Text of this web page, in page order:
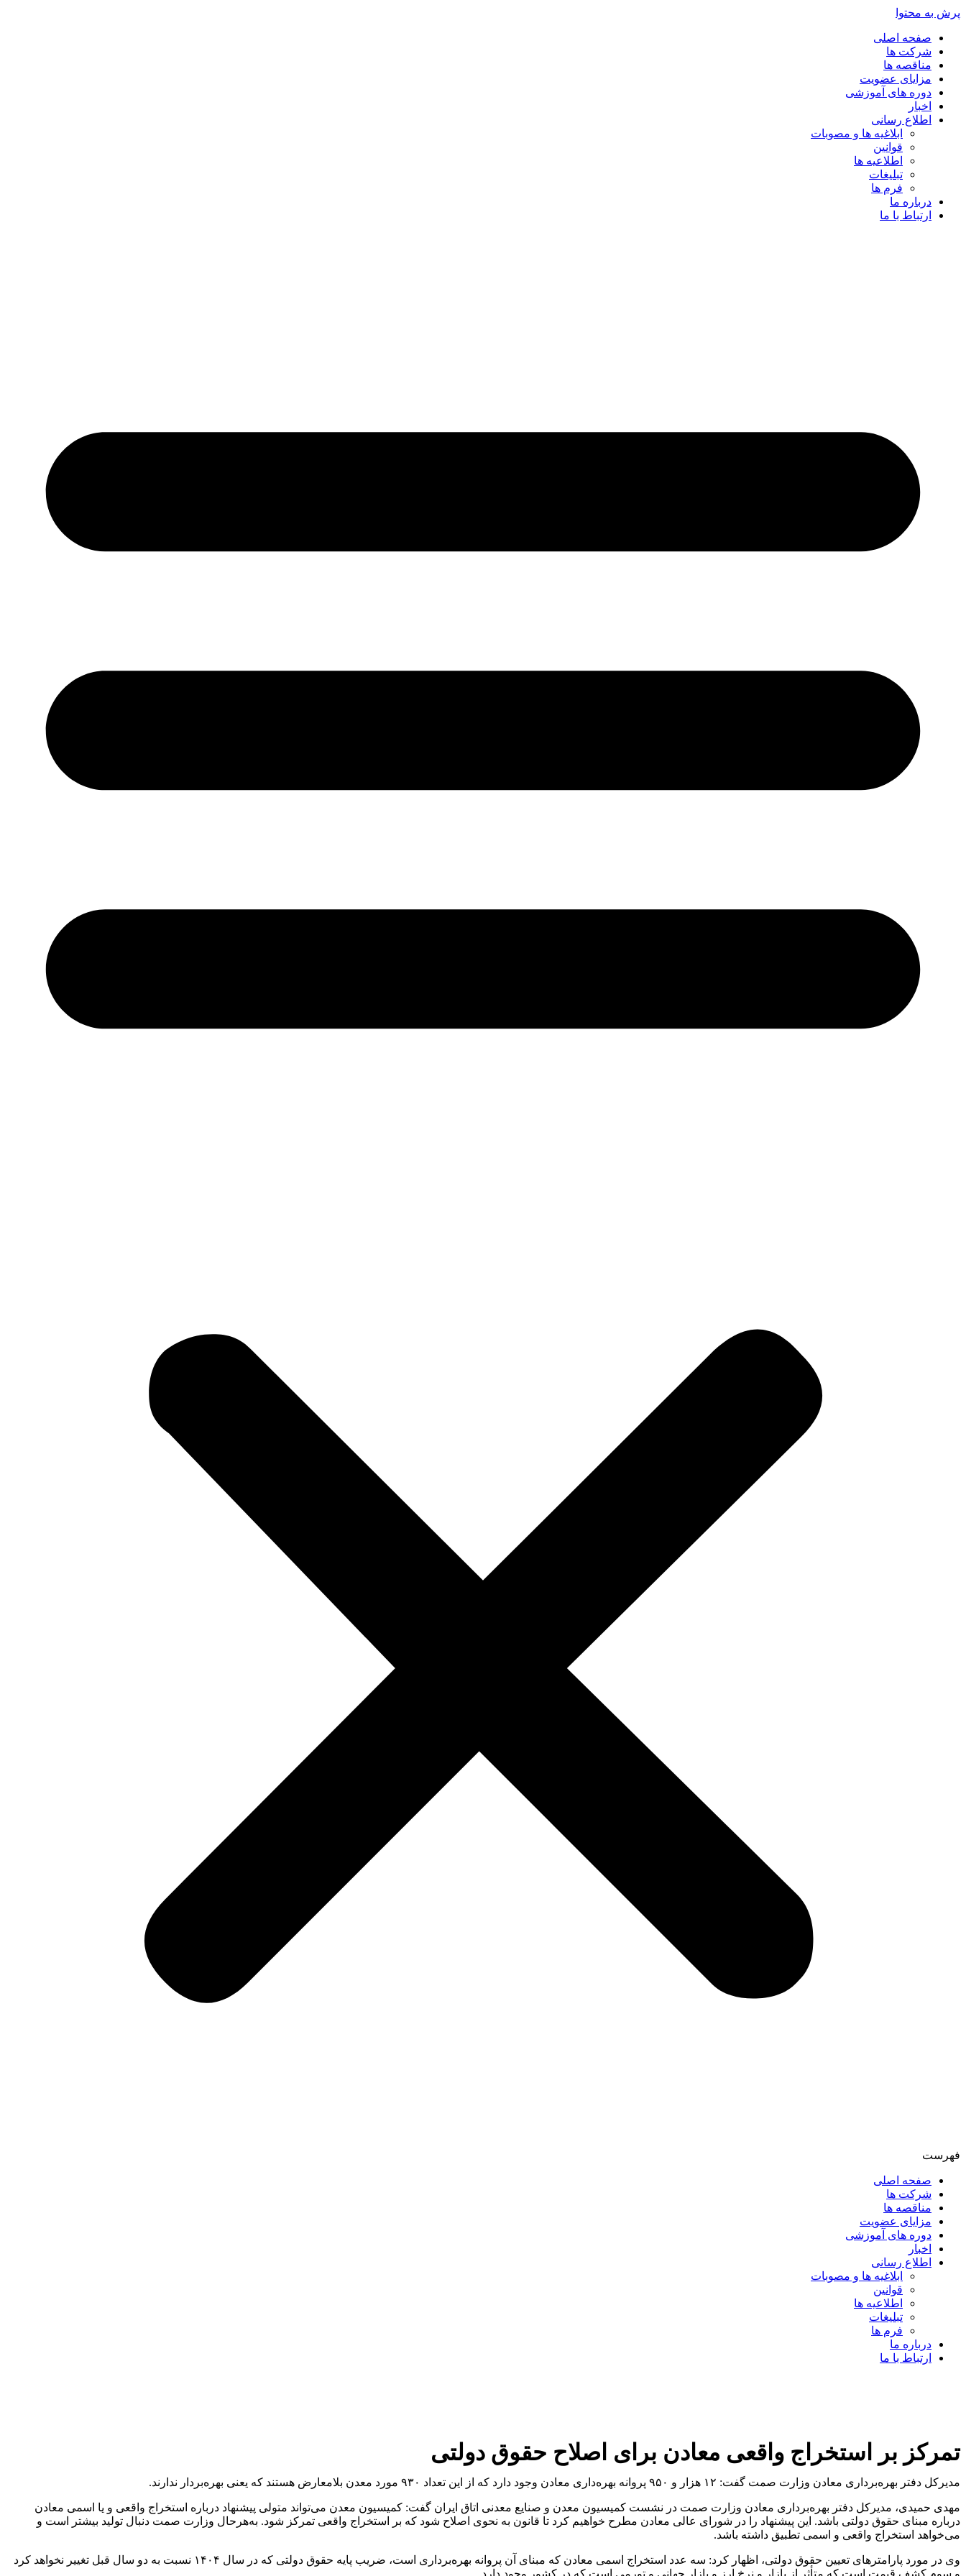
پرش به محتوا
صفحه اصلی
شرکت ها
مناقصه ها
مزایای عضویت
دوره های آموزشی
اخبار
اطلاع رسانی
ابلاغیه ها و مصوبات
قوانین
اطلاعیه ها
تبلیغات
فرم ها
درباره ما
ارتباط با ما
فهرست
صفحه اصلی
شرکت ها
مناقصه ها
مزایای عضویت
دوره های آموزشی
اخبار
اطلاع رسانی
ابلاغیه ها و مصوبات
قوانین
اطلاعیه ها
تبلیغات
فرم ها
درباره ما
ارتباط با ما
تمرکز بر استخراج واقعی معادن برای اصلاح حقوق دولتی
مدیرکل دفتر بهره‌برداری معادن وزارت صمت گفت: ۱۲ هزار و ۹۵۰ پروانه بهره‌داری معادن وجود دارد که از این تعداد ۹۳۰ مورد معدن بلامعارض هستند که یعنی بهره‌بردار ندارند.
مهدی حمیدی، مدیرکل دفتر بهره‌برداری معادن وزارت صمت در نشست کمیسیون معدن و صنایع معدنی اتاق ایران گفت: کمیسیون معدن می‌تواند متولی پیشنهاد درباره استخراج واقعی و یا اسمی معادن
درباره مبنای حقوق دولتی باشد. این پیشنهاد را در شورای عالی معادن مطرح خواهیم کرد تا قانون به نحوی اصلاح شود که بر استخراج واقعی تمرکز شود. به‌هرحال وزارت صمت دنبال تولید بیشتر است و
می‌خواهد استخراج واقعی و اسمی تطبیق داشته باشد.
وی در مورد پارامترهای تعیین حقوق دولتی، اظهار کرد: سه عدد استخراج اسمی معادن که مبنای آن پروانه بهره‌برداری است، ضریب پایه حقوق دولتی که در سال ۱۴۰۴ نسبت به دو سال قبل تغییر نخواهد کرد
و سوم کشف قیمت است که متأثر از بازار و نرخ ارز و بازار جهانی و تورمی است که در کشور وجود دارد.